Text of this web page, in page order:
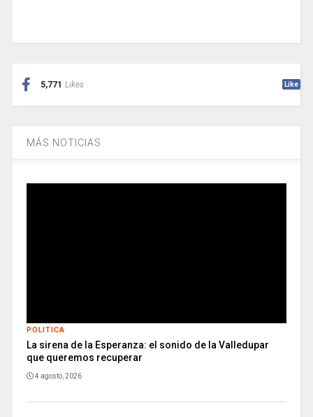
5,771 Likes Like
MÁS NOTICIAS
POLITICA
La sirena de la Esperanza: el sonido de la Valledupar
que queremos recuperar
4 agosto, 2026